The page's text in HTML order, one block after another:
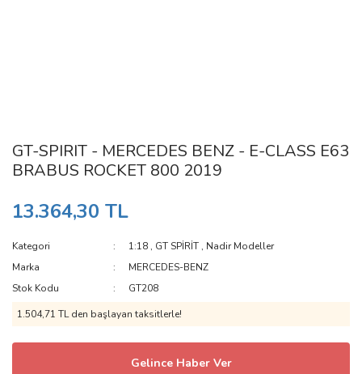
GT-SPIRIT - MERCEDES BENZ - E-CLASS E63
BRABUS ROCKET 800 2019
13.364,30 TL
Kategori 1:18 , GT SPİRİT , Nadir Modeller
Marka
MERCEDES-BENZ
Stok Kodu
GT208
1.504,71 TL den başlayan taksitlerle!
Gelince Haber Ver